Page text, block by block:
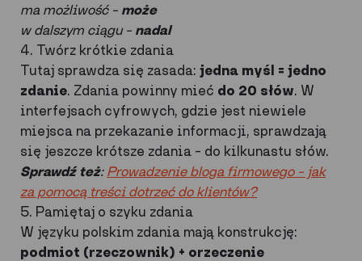
ma możliwość – może
w dalszym ciągu – nadal
4. Twórz krótkie zdania
Tutaj sprawdza się zasada:jedna myśl = jedno
zdanie. Zdania powinny mieć do 20 słów. W
interfejsach cyfrowych, gdzie jest niewiele
miejsca na przekazanie informacji, sprawdzają
się jeszcze krótsze zdania – do kilkunastu słów.
Sprawdź też: Prowadzenie bloga firmowego – jak
za pomocą treści dotrzeć do klientów?
5. Pamiętaj o szyku zdania
W języku polskim zdania mają konstrukcję:
podmiot (rzeczownik) + orzeczenie